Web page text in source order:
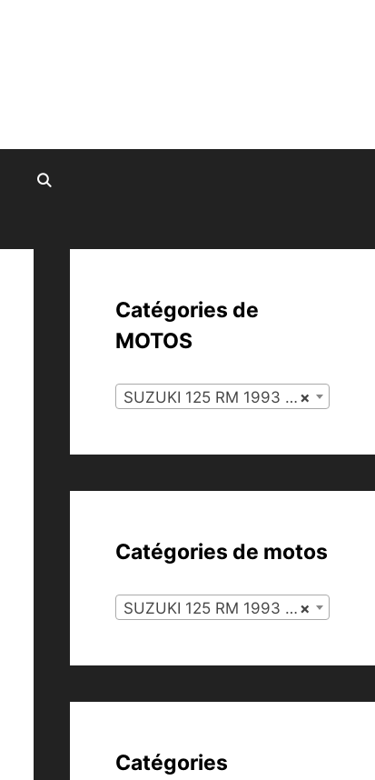
Catégories de
MOTOS
×
SUZUKI 125 RM 1993 (127)
Catégories de motos
×
SUZUKI 125 RM 1993 (127)
Catégories